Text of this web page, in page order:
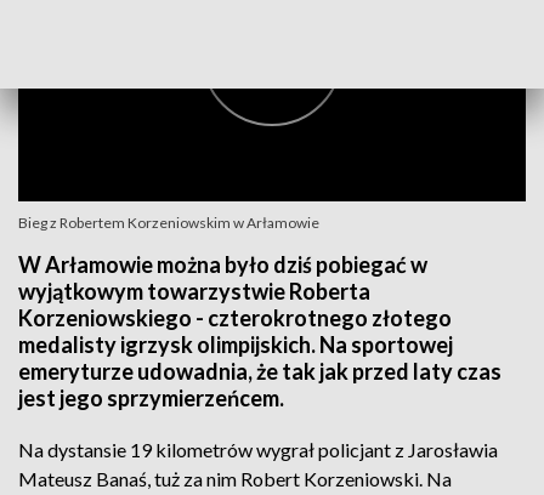
Bieg z Robertem Korzeniowskim w Arłamowie
W Arłamowie można było dziś pobiegać w
wyjątkowym towarzystwie Roberta
Korzeniowskiego - czterokrotnego złotego
medalisty igrzysk olimpijskich. Na sportowej
emeryturze udowadnia, że tak jak przed laty czas
jest jego sprzymierzeńcem.
Na dystansie 19 kilometrów wygrał policjant z Jarosławia
Mateusz Banaś, tuż za nim Robert Korzeniowski. Na